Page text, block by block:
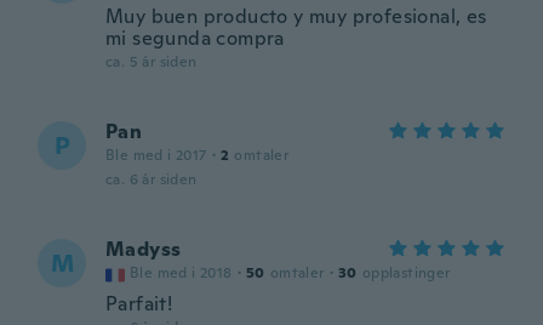
Muy buen producto y muy profesional, es
mi segunda compra
ca. 5 år siden
P Pan
Ble med i 2017 · 2 omtaler
ca. 6 år siden
M Madyss
Ble med i 2018 · 50 omtaler · 30 opplastinger
Parfait!